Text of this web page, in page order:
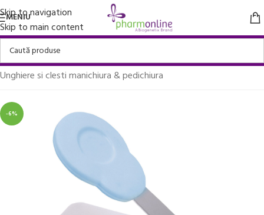
Skip to navigation
Skip to main content
MENIU
Prima pagină/Ingrijire personala si Cosmetice/
Unghiere si clesti manichiura & pedichiura
-6%